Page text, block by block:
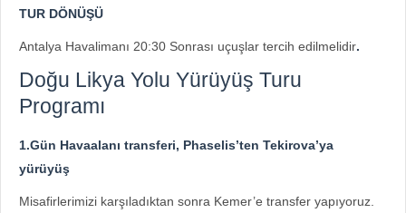
TUR DÖNÜŞÜ
Antalya Havalimanı 20:30 Sonrası uçuşlar tercih edilmelidir.
Doğu Likya Yolu Yürüyüş Turu
Programı
1.Gün Havaalanı transferi, Phaselis’ten Tekirova’ya
yürüyüş
Misafirlerimizi karşıladıktan sonra Kemer’e transfer yapıyoruz.